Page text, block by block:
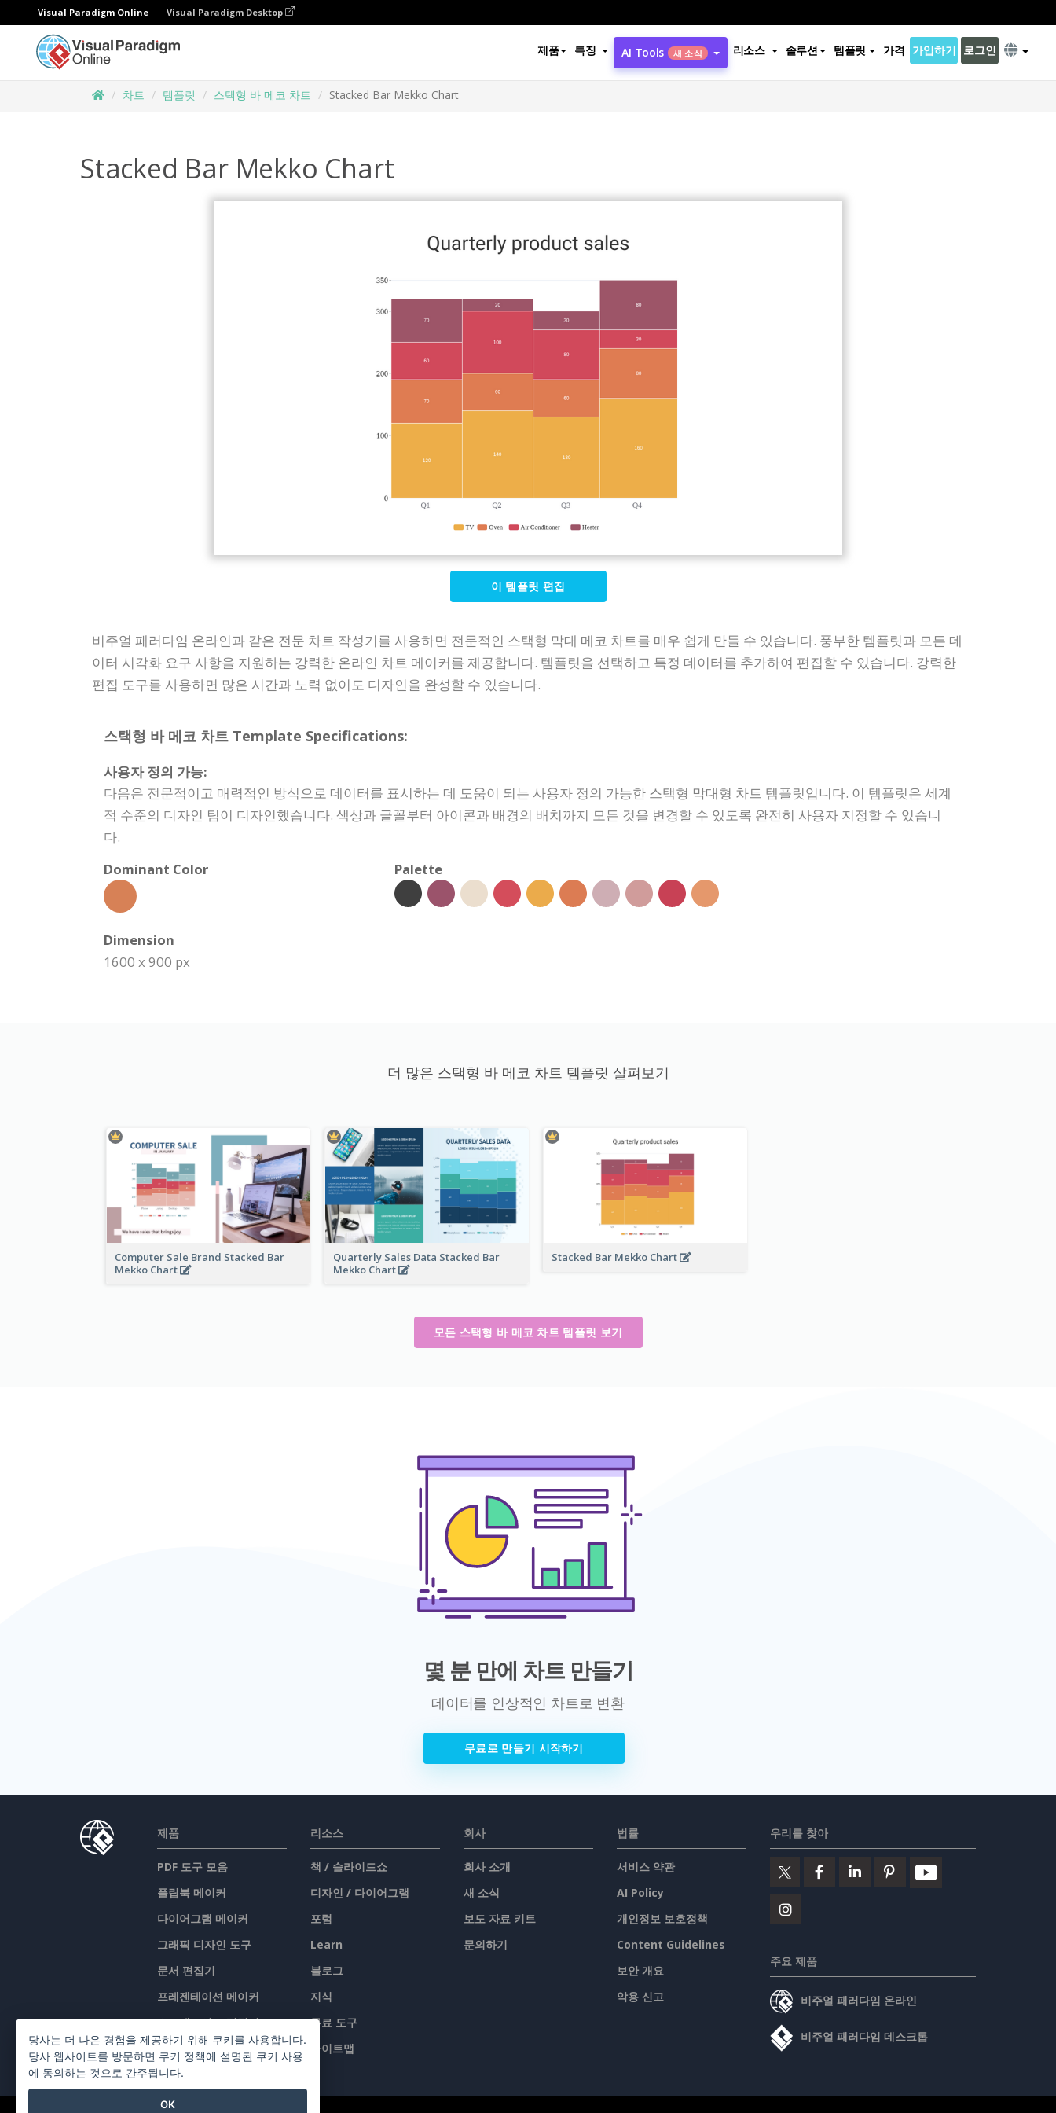
Visual Paradigm Online Visual Paradigm Desktop
제품 특징 AI Tools 새 소식 리소스 솔루션 템플릿 가격 가입하기 로그인
차트 템플릿 스택형 바 메코 차트 Stacked Bar Mekko Chart
Stacked Bar Mekko Chart
이 템플릿 편집
비주얼 패러다임 온라인과 같은 전문 차트 작성기를 사용하면 전문적인 스택형 막대 메코 차트를 매우 쉽게 만들 수 있습니다. 풍부한 템플릿과 모든 데
이터 시각화 요구 사항을 지원하는 강력한 온라인 차트 메이커를 제공합니다. 템플릿을 선택하고 특정 데이터를 추가하여 편집할 수 있습니다. 강력한
편집 도구를 사용하면 많은 시간과 노력 없이도 디자인을 완성할 수 있습니다.
스택형 바 메코 차트 Template Specifications:
사용자 정의 가능:
다음은 전문적이고 매력적인 방식으로 데이터를 표시하는 데 도움이 되는 사용자 정의 가능한 스택형 막대형 차트 템플릿입니다. 이 템플릿은 세계
적 수준의 디자인 팀이 디자인했습니다. 색상과 글꼴부터 아이콘과 배경의 배치까지 모든 것을 변경할 수 있도록 완전히 사용자 지정할 수 있습니
다.
Dominant Color
Palette
Dimension
1600 x 900 px
더 많은 스택형 바 메코 차트 템플릿 살펴보기
Computer Sale Brand Stacked Bar
Mekko Chart
Quarterly Sales Data Stacked Bar
Mekko Chart
Stacked Bar Mekko Chart
모든 스택형 바 메코 차트 템플릿 보기
몇 분 만에 차트 만들기
데이터를 인상적인 차트로 변환
무료로 만들기 시작하기
제품
PDF 도구 모음
플립북 메이커
다이어그램 메이커
그래픽 디자인 도구
문서 편집기
프레젠테이션 메이커
스프레드시트 편집기
가격 책정
리소스
책 / 슬라이드쇼
디자인 / 다이어그램
포럼
Learn
블로그
지식
무료 도구
사이트맵
회사
회사 소개
새 소식
보도 자료 키트
문의하기
법률
서비스 약관
AI Policy
개인정보 보호정책
Content Guidelines
보안 개요
악용 신고
우리를 찾아
주요 제품
비주얼 패러다임 온라인
비주얼 패러다임 데스크톱
당사는 더 나은 경험을 제공하기 위해 쿠키를 사용합니다.
당사 웹사이트를 방문하면 쿠키 정책에 설명된 쿠키 사용
에 동의하는 것으로 간주됩니다.
OK